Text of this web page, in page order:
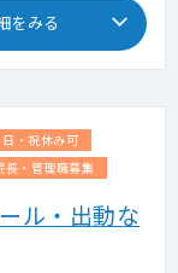
てこの秋を目途に交
、
きます。
ていただくため
されます。
をみる
・祝休み可
長・管理職募集
ル・出動な